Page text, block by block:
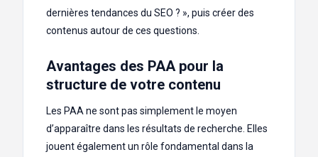
dernières tendances du SEO ? », puis créer des
contenus autour de ces questions.
Avantages des PAA pour la
structure de votre contenu
Les PAA ne sont pas simplement le moyen
d’apparaître dans les résultats de recherche. Elles
jouent également un rôle fondamental dans la